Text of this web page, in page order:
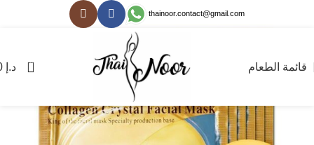
thainoor.contact@gmail.com
قائمة الطعام 0 د.إ